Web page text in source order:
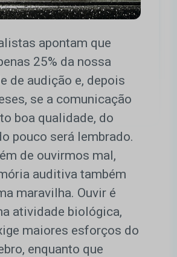
apontam que
25% da nossa
de audição e, depois
se a comunicação
boa qualidade, do
pouco será lembrado.
de ouvirmos mal,
auditiva também
maravilha. Ouvir é
atividade biológica,
maiores esforços do
enquanto que